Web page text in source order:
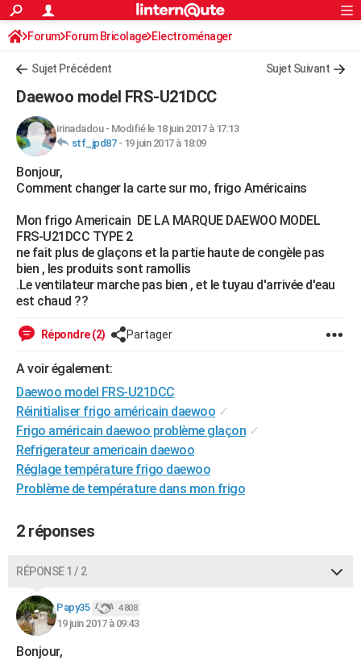
ACTUALITÉS
Politique
Société
Faits Divers
Education
Monde
Villes
+
FINANCE
Retraite
Impôts
Epargne
Immobilier
Risques naturels par ville
Banque
Assurance
Crédit
AUTO
Essais
Réserver un essai
Citadines
Berlines
SUV
Forum auto
+HIGH-TECH
BRICOLAGE
Forum
Aménagement intérieur
Extérieur
Cuisine
Salle de bains
Jardinage
Rangement
WEEK-END
Guides de France
Escapades
Patrimoine
Expositions
Musées
Week-end nature
LIFESTYLE
Alimentation
Guide de la santé
Maladies
Médicaments
Sommeil
Destinations
City break
Voyage nature
Voyage de noces
Forum
Climat
+
GUIDES D'ACHAT
BONS PLANS
CARTE DE VOEUX
Dictionnaire
Biographies
Citations
Expressions
Proverbes
PROGRAMME TV
COPAINS D'AVANT
S'inscrire
Se connecter
Lycées
Collèges
Primaires
Universités
Entreprises
Service militaire
Avis de recherche
AVIS DE DÉCÈS
S'inscrire
Connexion
Forum Forum Bricolage Electroménager
Sujet Précédent Sujet Suivant
Daewoo model FRS-U21DCC
irinadadou- Modifié le 18 juin 2017 à 17:13
stf_jpd87- 19 juin 2017 à 18:09
Bonjour,
Comment changer la carte sur mo, frigo Américains
Mon frigo Americain DE LA MARQUE DAEWOO MODEL
FRS-U21DCC TYPE 2
ne fait plus de glaçons et la partie haute de congèle pas
bien , les produits sont ramollis
.Le ventilateur marche pas bien , et le tuyau d'arrivée d'eau
est chaud ??
Répondre (2) Partager
A voir également:
Daewoo model FRS-U21DCC
Réinitialiser frigo américain daewoo ✓
Frigo américain daewoo problème glaçon ✓
Refrigerateur americain daewoo
Réglage température frigo daewoo
Problème de température dans mon frigo
2 réponses
RÉPONSE 1 / 2
Papy35 4 808
19 juin 2017 à 09:43
Bonjour,